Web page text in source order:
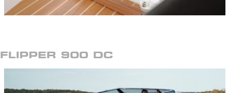
FLIPPER 900 DC